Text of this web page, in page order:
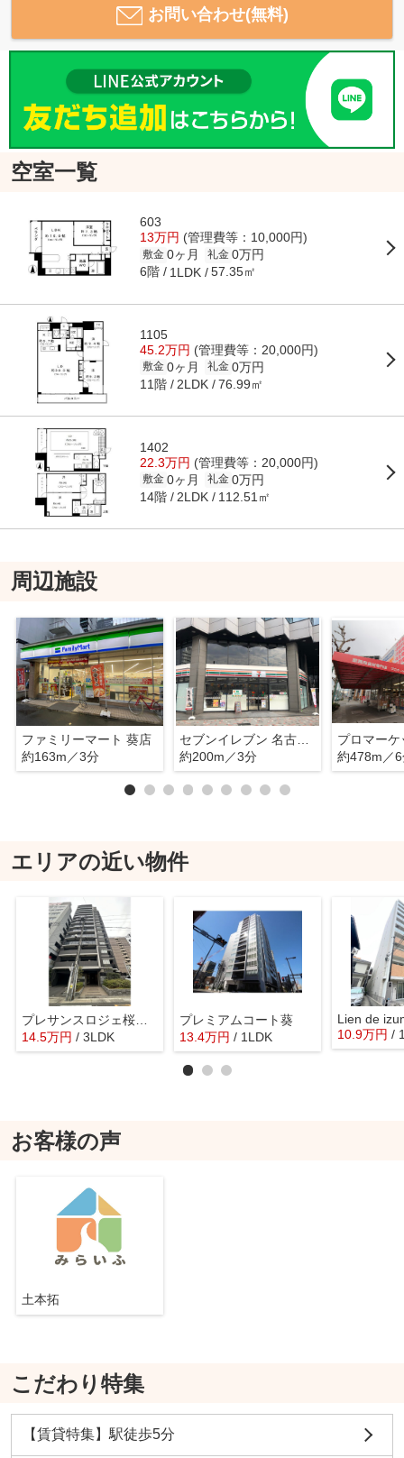
お問い合わせ(無料)
空室一覧
603
13万円 (管理費等：10,000円)
敷金 0ヶ月 礼金 0万円
6階 1LDK 57.35㎡
1105
45.2万円 (管理費等：20,000円)
敷金 0ヶ月 礼金 0万円
11階 2LDK 76.99㎡
1402
22.3万円 (管理費等：20,000円)
敷金 0ヶ月 礼金 0万円
14階 2LDK 112.51㎡
周辺施設
ファミリーマート 葵店
約163m／3分
セブンイレブン 名古屋セントラル葵ビル店
約200m／3分
プロマー
約478m／
エリアの近い物件
プレサンスロジェ桜通代官町
14.5万円 / 3LDK
プレミアムコート葵
13.4万円 / 1LDK
Lien de
10.9万円 /
お客様の声
土本拓
こだわり特集
【賃貸特集】駅徒歩5分